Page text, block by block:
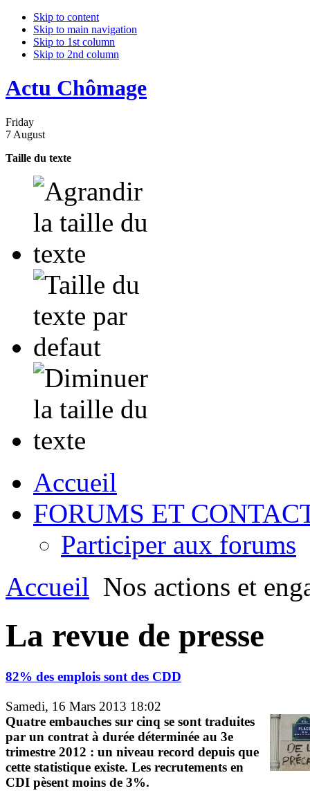
Skip to content
Skip to main navigation
Skip to 1st column
Skip to 2nd column
Actu Chômage
Friday
7 August
Taille du texte
Accueil
FORUMS ET
Participer aux forums
Accueil Nos actions et
La revue de presse
82% des emplois sont des CDD
Samedi, 16 Mars 2013 18:02
Quatre embauches sur cinq se sont traduites
par un contrat à durée déterminée au 3e
trimestre 2012 : un niveau record depuis que
cette statistique existe. Les recrutements en
CDI pèsent moins de 3%.